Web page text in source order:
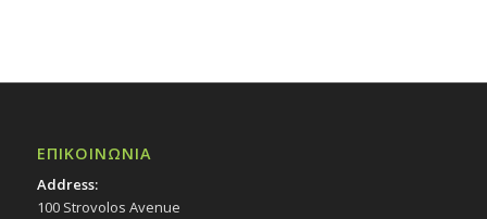
ΕΠΙΚΟΙΝΩΝΙΑ
Address:
100 Strovolos Avenue